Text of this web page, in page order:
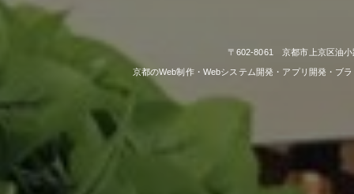
〒602-8061 京都市上京区油
京都のWeb制作・Webシステム開発・アプリ開発・ブ